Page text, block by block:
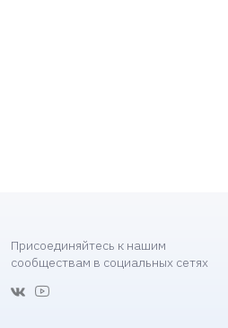
Присоединяйтесь к нашим
сообществам в социальных сетях